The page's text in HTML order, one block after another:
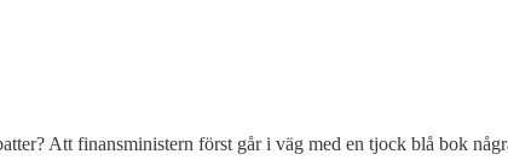
Att finansministern först går i väg med en tjock blå bok